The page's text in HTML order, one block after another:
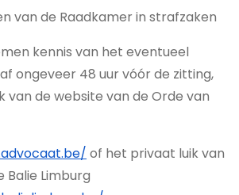
van de Raadkamer in strafzaken
kennis van het eventueel
ongeveer 48 uur vóór de zitting,
van de website van de Orde van
of het privaat luik van
Balie Limburg